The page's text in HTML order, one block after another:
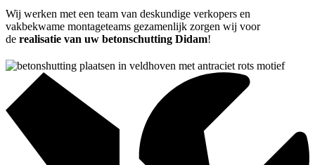
Wij werken met een team van deskundige verkopers en
vakbekwame montageteams gezamenlijk zorgen wij voor
de realisatie van uw betonschutting Didam!